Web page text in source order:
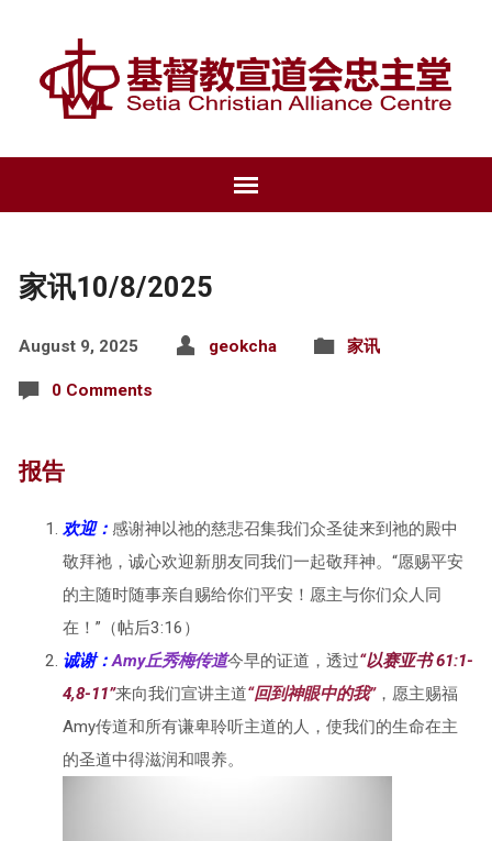
家讯10/8/2025
August 9, 2025 geokcha 家讯
0 Comments
报告
欢迎： 感谢神以祂的慈悲召集我们众圣徒来到祂的殿中
敬拜祂，诚心欢迎新朋友同我们一起敬拜神。“愿赐平安
的主随时随事亲自赐给你们平安！愿主与你们众人同
在！”（帖后3:16）
诚谢：Amy丘秀梅传道今早的证道，透过“以赛亚书 61:1-
4,8-11”来向我们宣讲主道“回到神眼中的我”，愿主赐福
Amy传道和所有谦卑聆听主道的人，使我们的生命在主
的圣道中得滋润和喂养。